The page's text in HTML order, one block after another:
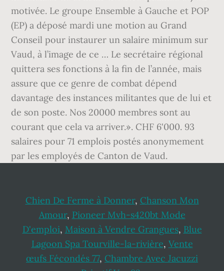
Chien De Ferme à Donner, Chanson Mon
Amour, Pioneer Mvh-s420bt Mode
D'emploi, Maison à Vendre Grangues, Blue
Lagoon Spa Tourville-la-rivière, Vente
œufs Fécondés 77, Chambre Avec Jacuzzi